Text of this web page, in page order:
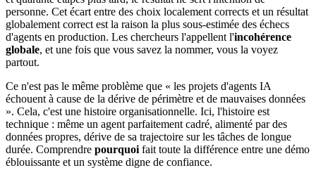
personne. Cet écart entre des choix localement corrects et un résultat
globalement correct est la raison la plus sous-estimée des échecs
d'agents en production. Les chercheurs l'appellent l'incohérence
globale, et une fois que vous savez la nommer, vous la voyez
partout.
Ce n'est pas le même problème que « les projets d'agents IA
échouent à cause de la dérive de périmètre et de mauvaises données
». Cela, c'est une histoire organisationnelle. Ici, l'histoire est
technique : même un agent parfaitement cadré, alimenté par des
données propres, dérive de sa trajectoire sur les tâches de longue
durée. Comprendre pourquoi fait toute la différence entre une démo
éblouissante et un système digne de confiance.